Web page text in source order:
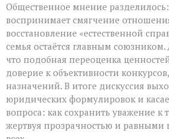
Общественное мнение
воспринимает смягчение
восстановление «естественной
семья остаётся главным
что подобная переоценка
доверие к объективности
назначений. В итоге дискуссия
юридических формулировок и
вопроса: как сохранить уважение к
жертвуя прозрачностью и равными